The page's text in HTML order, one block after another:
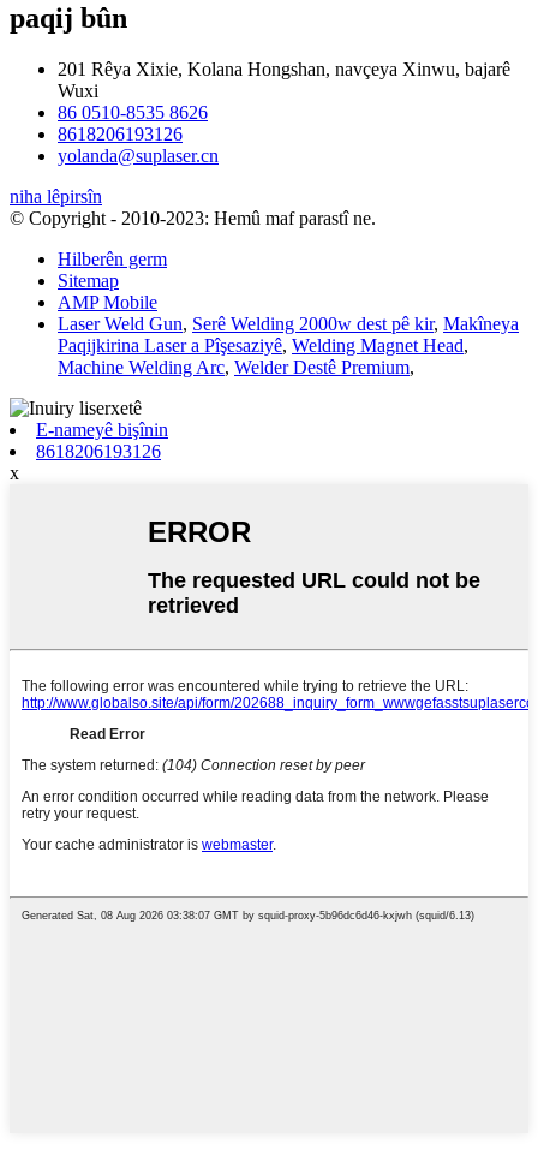
paqij bûn
201 Rêya Xixie, Kolana Hongshan, navçeya Xinwu, bajarê
Wuxi
86 0510-8535 8626
8618206193126
yolanda@suplaser.cn
niha lêpirsîn
© Copyright - 2010-2023: Hemû maf parastî ne.
Hilberên germ
Sitemap
AMP Mobile
Laser Weld Gun, Serê Welding 2000w dest pê kir, Makîneya
Paqijkirina Laser a Pîşesaziyê, Welding Magnet Head,
Machine Welding Arc, Welder Destê Premium,
E-nameyê bişînin
8618206193126
x